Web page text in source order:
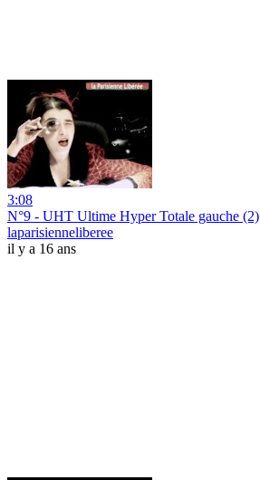
3:08
N°9 - UHT Ultime Hyper Totale gauche (2)
laparisienneliberee
il y a 16 ans